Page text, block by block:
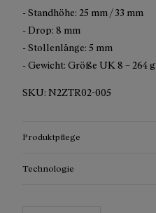
- Standhöhe: 25 mm / 33 mm
- Drop: 8 mm
- Stollenlänge: 5 mm
- Gewicht: Größe UK 8 – 264 g
SKU: N2ZTR02-005
Produktpflege
Technologie